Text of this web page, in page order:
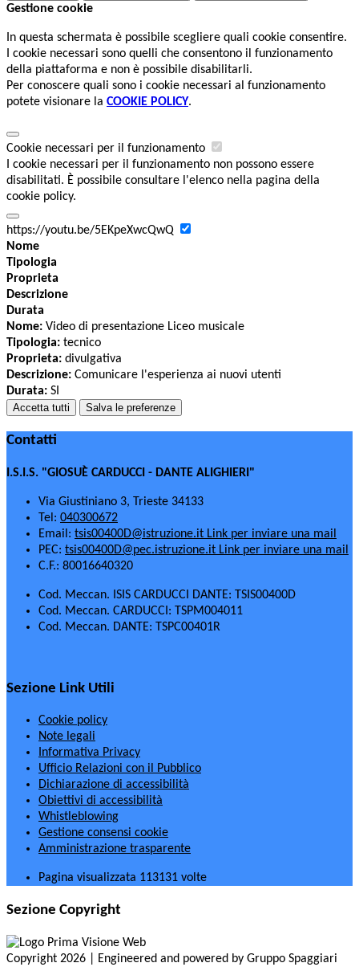
Gestione cookie
In questa schermata è possibile scegliere quali cookie consentire.
I cookie necessari sono quelli che consentono il funzionamento
della piattaforma e non è possibile disabilitarli.
Per conoscere quali sono i cookie necessari al funzionamento
potete visionare la COOKIE POLICY.
Cookie necessari per il funzionamento
I cookie necessari per il funzionamento non possono essere
disabilitati. È possibile consultare l'elenco nella pagina della
cookie policy.
https://youtu.be/5EKpeXwcQwQ
Nome
Tipologia
Proprieta
Descrizione
Durata
Nome: Video di presentazione Liceo musicale
Tipologia: tecnico
Proprieta: divulgativa
Descrizione: Comunicare l'esperienza ai nuovi utenti
Durata: SI
Accetta tutti Salva le preferenze
Contatti
I.S.I.S. "GIOSUÈ CARDUCCI - DANTE ALIGHIERI"
Via Giustiniano 3, Trieste 34133
Tel: 040300672
Email: tsis00400D@istruzione.it Link per inviare una mail
PEC: tsis00400D@pec.istruzione.it Link per inviare una mail
C.F.: 80016640320
Cod. Meccan. ISIS CARDUCCI DANTE: TSIS00400D
Cod. Meccan. CARDUCCI: TSPM004011
Cod. Meccan. DANTE: TSPC00401R
Sezione Link Utili
Cookie policy
Note legali
Informativa Privacy
Ufficio Relazioni con il Pubblico
Dichiarazione di accessibilità
Obiettivi di accessibilità
Whistleblowing
Gestione consensi cookie
Amministrazione trasparente
Pagina visualizzata 113131 volte
Sezione Copyright
Copyright 2026 | Engineered and powered by Gruppo Spaggiari